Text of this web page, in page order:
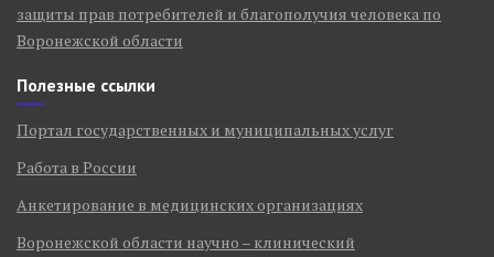
защиты прав потребителей и благополучия человека по
Воронежской области
Полезные ссылки
Портал государственных и муниципальных услуг
Работа в России
Анкетирование в медицинских организациях
Воронежской области научно – клинический